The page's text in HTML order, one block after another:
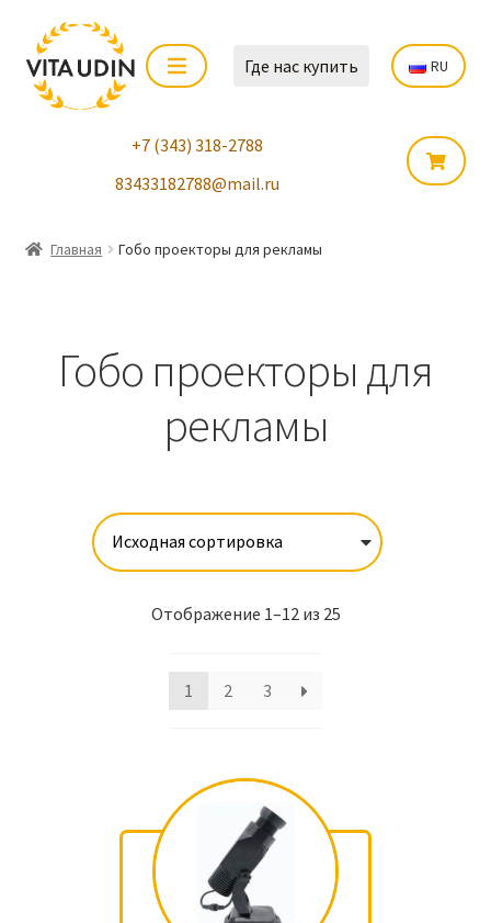
Где нас купить
+7 (343) 318-2788
83433182788@mail.ru
RU
Главная Гобо проекторы для рекламы
Гобо проекторы для
рекламы
Отображение 1–12 из 25
1 2 3